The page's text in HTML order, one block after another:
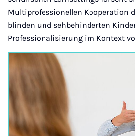
Multiprofessionellen Kooperation
blinden und sehbehinderten
Professionalisierung im Kontext